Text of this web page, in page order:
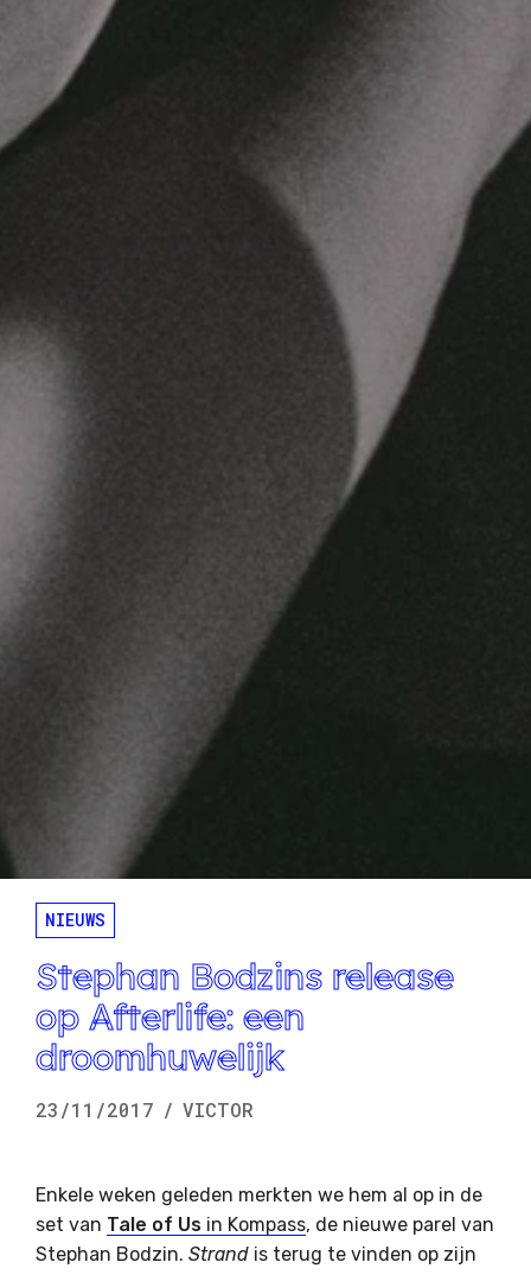
NIEUWS
Stephan Bodzins release
op Afterlife: een
droomhuwelijk
23/11/2017 / VICTOR
Enkele weken geleden merkten we hem al op in de
set van Tale of Us in Kompass, de nieuwe parel van
Stephan Bodzin. Strand is terug te vinden op zijn